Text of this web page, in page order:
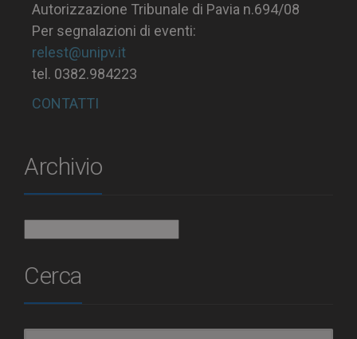
Autorizzazione Tribunale di Pavia n.694/08
Per segnalazioni di eventi:
relest@unipv.it
tel. 0382.984223
CONTATTI
Archivio
Cerca